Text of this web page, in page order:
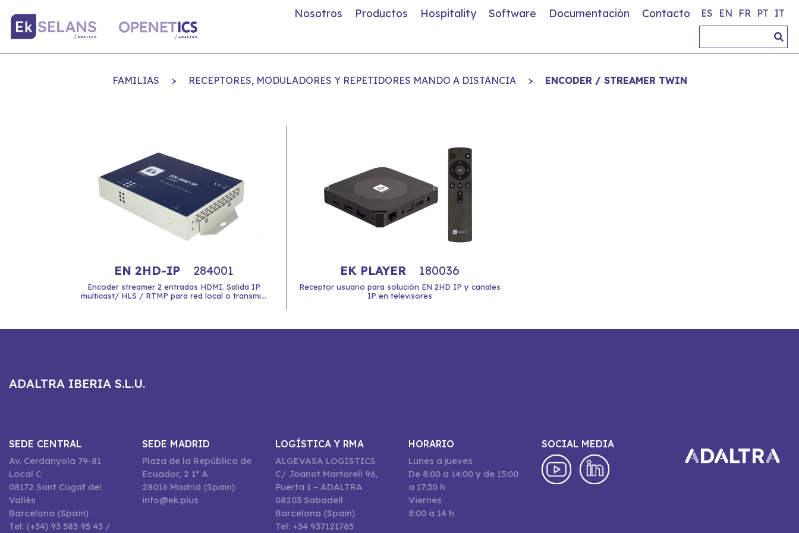
Nosotros Productos Hospitality Software Documentación Contacto ES EN FR PT IT
FAMILIAS > RECEPTORES, MODULADORES Y REPETIDORES MANDO A DISTANCIA > ENCODER / STREAMER TWIN
EN 2HD-IP 284001
Encoder streamer 2 entradas HDMI. Salida IP
multicast/ HLS / RTMP para red local o transmi...
EK PLAYER 180036
Receptor usuario para solución EN 2HD IP y canales
IP en televisores
ADALTRA IBERIA S.L.U.
SEDE CENTRAL
Av. Cerdanyola 79-81
Local C
08172 Sant Cugat del
Vallès
Barcelona (Spain)
Tel: (+34) 93 583 95 43 /
SEDE MADRID
Plaza de la República de
Ecuador, 2 1º A
28016 Madrid (Spain)
info@ek.plus
LOGÍSTICA Y RMA
ALGEVASA LOGISTICS
C/ Joanot Martorell 96,
Puerta 1 – ADALTRA
08203 Sabadell
Barcelona (Spain)
Tel: +34 937121765
HORARIO
Lunes a jueves
De 8:00 a 14:00 y de 15:00
a 17:30 h
Viernes
8:00 a 14 h
SOCIAL MEDIA